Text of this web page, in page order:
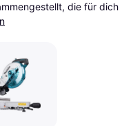
die für dich